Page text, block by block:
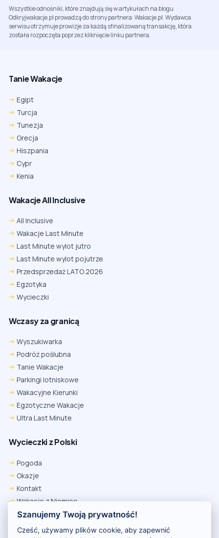
Wszystkie odnośniki, które znajdują się w artykułach na blogu
Odkryjwakacje.pl prowadzą do strony partnera: Wakacje.pl. Wydawca
serwisu otrzymuje prowizje za każdą sfinalizowaną transakcję, która
została rozpoczęta poprzez kliknięcie linku partnera.
Tanie Wakacje
Egipt
Turcja
Tunezja
Grecja
Hiszpania
Cypr
Kenia
Wakacje All Inclusive
All Inclusive
Wakacje Last Minute
Last Minute wylot jutro
Last Minute wylot pojutrze
Przedsprzedaż LATO 2026
Egzotyka
Wycieczki
Wczasy za granicą
Wyszukiwarka
Podróż poślubna
Tanie Wakacje
Parkingi lotniskowe
Wakacyjne Kierunki
Egzotyczne Wakacje
Ultra Last Minute
Wycieczki z Polski
Pogoda
Okazje
Kontakt
Wakacje z Niemiec
Polityka Prywatności
Wakacje w Egipcie
Szanujemy Twoją prywatność!
Cześć, używamy plików cookie, aby zapewnić